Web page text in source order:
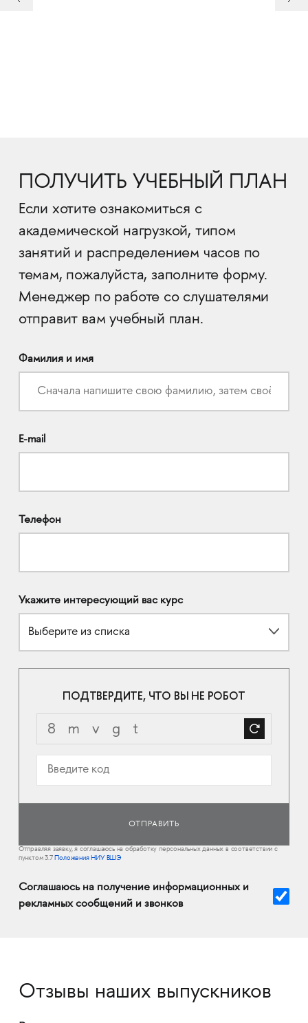
ПОЛУЧИТЬ УЧЕБНЫЙ ПЛАН
Если хотите ознакомиться с
академической нагрузкой, типом
занятий и распределением часов по
темам, пожалуйста, заполните форму.
Менеджер по работе со слушателями
отправит вам учебный план.
Фамилия и имя
E-mail
Телефон
Укажите интересующий вас курс
Выберите из списка
ПОДТВЕРДИТЕ, ЧТО ВЫ НЕ РОБОТ
Отправляя заявку, я соглашаюсь на обработку персональных данных в соответствии с
пунктом 3.7
Положения НИУ ВШЭ
Соглашаюсь на получение информационных и
рекламных сообщений и звонков
Отзывы наших выпускников